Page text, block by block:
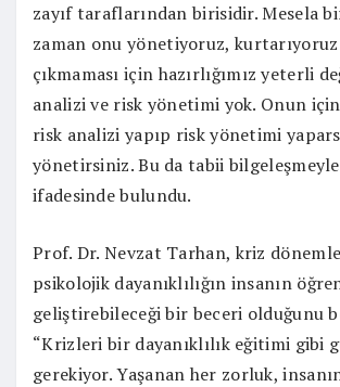
zayıf taraflarından birisidir. Mesela
zaman onu yönetiyoruz,
çıkmaması için hazırlığımız yeterli
analizi ve risk yönetimi yok. Onun
risk analizi yapıp risk yönetimi
yönetirsiniz. Bu da tabii
ifadesinde bulundu.
Prof. Dr. Nevzat Tarhan, kriz
psikolojik dayanıklılığın insanın
geliştirebileceği bir beceri olduğunu
“Krizleri bir dayanıklılık eğitimi gibi
gerekiyor. Yaşanan her zorluk,